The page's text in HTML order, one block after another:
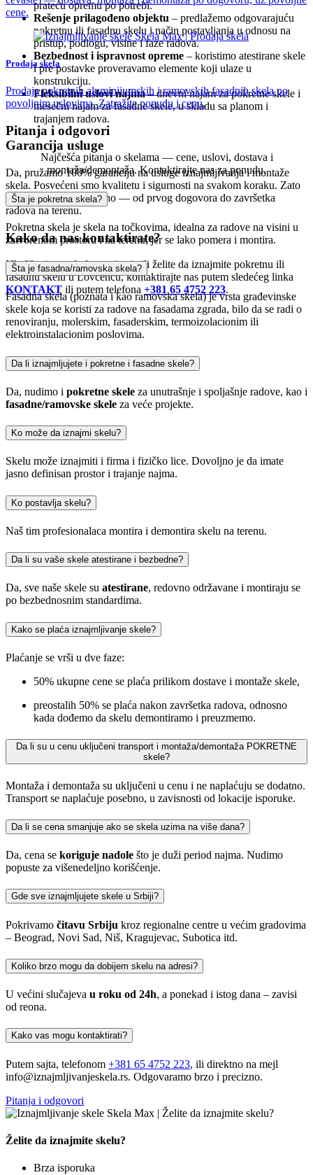
prateću opremu po potrebi.
Rešenje prilagođeno objektu – predlažemo odgovarajuću
pokretnu ili fasadnu skelu i način postavljanja u odnosu na
pristup, podlogu, visine i faze radova.
Bezbednost i ispravnost opreme – koristimo atestirane skele
i pre postavke proveravamo elemente koji ulaze u
konstrukciju.
Fleksibilni uslovi najma– dnevni najam za pokretne skele i
mesečni najam za fasadne skele, u skladu sa planom i
trajanjem radova.
Garancija usluge
Da, pružamo 100% garanciju na usluge iznajmljivanja i montaže
skela. Posvećeni smo kvalitetu i sigurnosti na svakom koraku. Zato
posao radimo odgovorno — od prvog dogovora do završetka
radova na terenu.
Kako da nas kontaktirate?
Ukoliko imate dodatna pitanja ili želite da iznajmite pokretnu ili
fasadnu skelu u Lovćencu, kontaktirajte nas putem sledećeg linka
KONTAKT ili putem telefona +381 65 4752 223.
cene.
Prodaja skela
Prodaja pokretnih aluminijumskih i ramovskih fasadnih skela po
povoljnim uslovima. Zatražite ponudu i cenu.
Pitanja i odgovori
Najčešća pitanja o skelama — cene, uslovi, dostava i
montaža/demontaža. Kontaktirajte nas za ponudu.
Šta je pokretna skela?
Pokretna skela je skela na točkovima, idealna za radove na visini u
zatvorenom prostoru i na terenu, jer se lako pomera i montira.
Šta je fasadna/ramovska skela?
Fasadna skela (poznata i kao ramovska skela) je vrsta građevinske
skele koja se koristi za radove na fasadama zgrada, bilo da se radi o
renoviranju, molerskim, fasaderskim, termoizolacionim ili
elektroinstalacionim poslovima.
Da li iznajmljujete i pokretne i fasadne skele?
Da, nudimo i pokretne skele za unutrašnje i spoljašnje radove, kao i
fasadne/ramovske skele za veće projekte.
Ko može da iznajmi skelu?
Skelu može iznajmiti i firma i fizičko lice. Dovoljno je da imate
jasno definisan prostor i trajanje najma.
Ko postavlja skelu?
Naš tim profesionalaca montira i demontira skelu na terenu.
Da li su vaše skele atestirane i bezbedne?
Da, sve naše skele su atestirane, redovno održavane i montiraju se
po bezbednosnim standardima.
Kako se plaća iznajmljivanje skele?
Plaćanje se vrši u dve faze:
50% ukupne cene se plaća prilikom dostave i montaže skele,
preostalih 50% se plaća nakon završetka radova, odnosno
kada dođemo da skelu demontiramo i preuzmemo.
Da li su u cenu uključeni transport i montaža/demontaža POKRETNE
skele?
Montaža i demontaža su uključeni u cenu i ne naplaćuju se dodatno.
Transport se naplaćuje posebno, u zavisnosti od lokacije isporuke.
Da li se cena smanjuje ako se skela uzima na više dana?
Da, cena se koriguje nadole što je duži period najma. Nudimo
popuste za višenedeljno korišćenje.
Gde sve iznajmljujete skele u Srbiji?
Pokrivamo čitavu Srbiju kroz regionalne centre u većim gradovima
– Beograd, Novi Sad, Niš, Kragujevac, Subotica itd.
Koliko brzo mogu da dobijem skelu na adresi?
U većini slučajeva u roku od 24h, a ponekad i istog dana – zavisi
od reona.
Kako vas mogu kontaktirati?
Putem sajta, telefonom +381 65 4752 223, ili direktno na mejl
info@iznajmljivanjeskela.rs. Odgovaramo brzo i precizno.
Pitanja i odgovori
Želite da iznajmite skelu?
Brza isporuka